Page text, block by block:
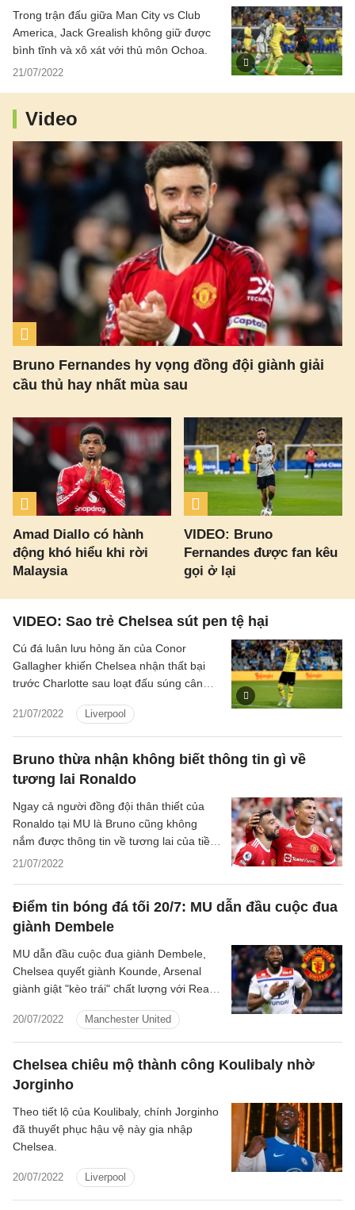
21/07/2022
Trong trận đấu giữa Man City vs Club
America, Jack Grealish không giữ được
bình tĩnh và xô xát với thủ môn Ochoa.
Video
Bruno Fernandes hy vọng đồng đội giành giải
cầu thủ hay nhất mùa sau
Amad Diallo có hành
động khó hiểu khi rời
Malaysia
VIDEO: Bruno
Fernandes được fan kêu
gọi ở lại
VIDEO: Sao trẻ Chelsea sút pen tệ hại
21/07/2022 Liverpool
Cú đá luân lưu hỏng ăn của Conor
Gallagher khiến Chelsea nhận thất bại
trước Charlotte sau loạt đấu súng cân
giải mới.
Bruno thừa nhận không biết thông tin gì về
tương lai Ronaldo
21/07/2022
Ngay cả người đồng đội thân thiết của
Ronaldo tại MU là Bruno cũng không
nắm được thông tin về tương lai của tiền
đạo người Bồ.
Điểm tin bóng đá tối 20/7: MU dẫn đầu cuộc đua
giành Dembele
20/07/2022 Manchester United
MU dẫn đầu cuộc đua giành Dembele,
Chelsea quyết giành Kounde, Arsenal
giành giật "kèo trái" chất lượng với Real...
bóng đá tối 16/7/2022.
Chelsea chiêu mộ thành công Koulibaly nhờ
Jorginho
20/07/2022 Liverpool
Theo tiết lộ của Koulibaly, chính Jorginho
đã thuyết phục hậu vệ này gia nhập
Chelsea.